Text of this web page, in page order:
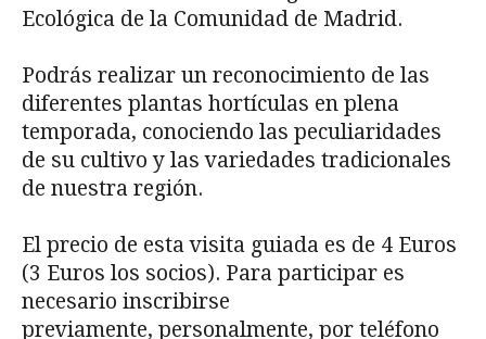
Ecológica de la Comunidad de Madrid.
Podrás realizar un reconocimiento de las
diferentes plantas hortículas en plena
temporada, conociendo las peculiaridades
de su cultivo y las variedades tradicionales
de nuestra región.
El precio de esta visita guiada es de 4 Euros
(3 Euros los socios). Para participar es
necesario inscribirse
previamente, personalmente, por teléfono